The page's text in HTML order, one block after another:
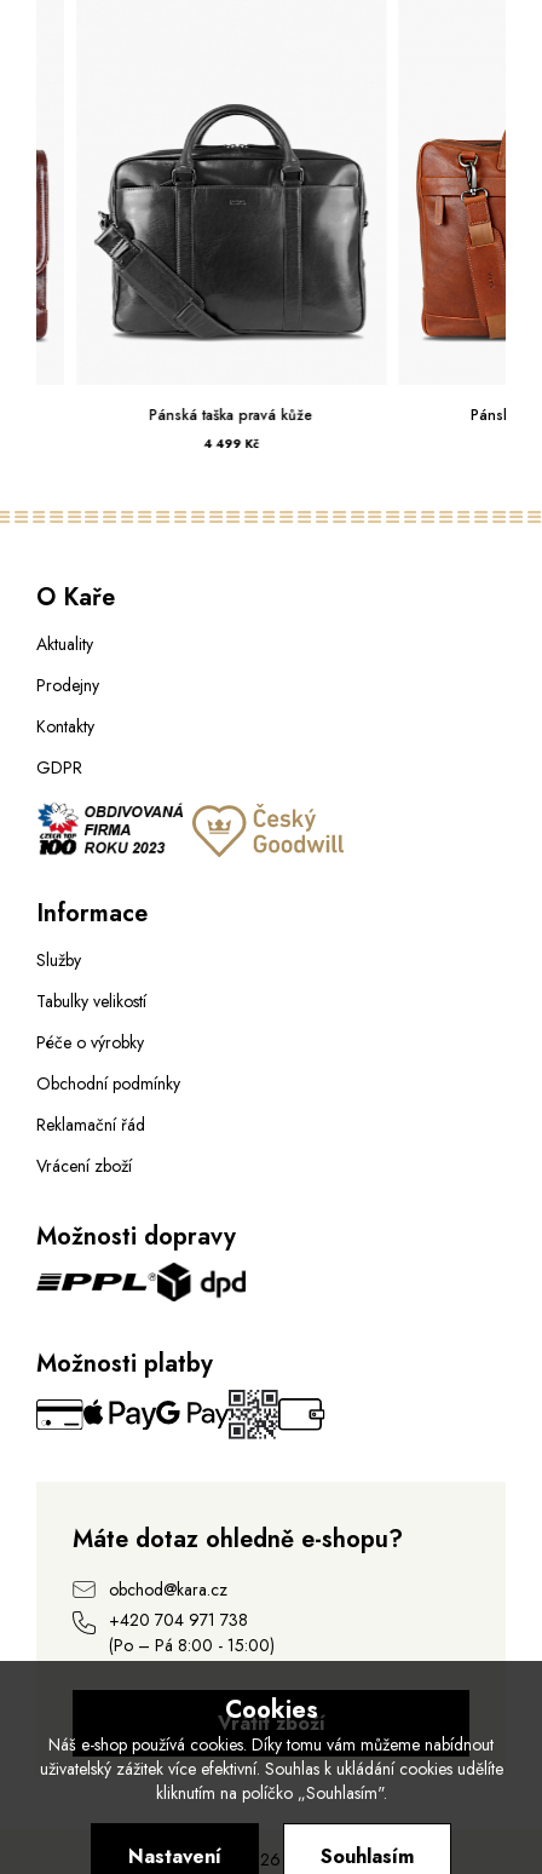
Pánská taška pravá kůže
4 499 Kč
Pánská taška
O Kaře
Aktuality
Prodejny
Kontakty
GDPR
Informace
Služby
Tabulky velikostí
Péče o výrobky
Obchodní podmínky
Reklamační řád
Vrácení zboží
Možnosti dopravy
Možnosti platby
Máte dotaz ohledně e-shopu?
obchod@kara.cz
+420 704 971 738
(Po – Pá 8:00 - 15:00)
Vrátit zboží
© 2026 Kara.
Cookies
Náš e-shop používá cookies. Díky tomu vám můžeme nabídnout
uživatelský zážitek více efektivní. Souhlas k ukládání cookies udělíte
kliknutím na políčko „Souhlasím".
Nastavení Souhlasím